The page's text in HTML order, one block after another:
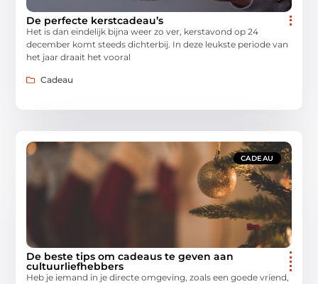
De perfecte kerstcadeau’s
Het is dan eindelijk bijna weer zo ver, kerstavond op 24
december komt steeds dichterbij. In deze leukste periode van
het jaar draait het vooral
Cadeau
CADEAU
De beste tips om cadeaus te geven aan
cultuurliefhebbers
Heb je iemand in je directe omgeving, zoals een goede vriend,